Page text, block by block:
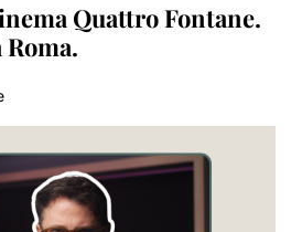
Quattro Fontane.